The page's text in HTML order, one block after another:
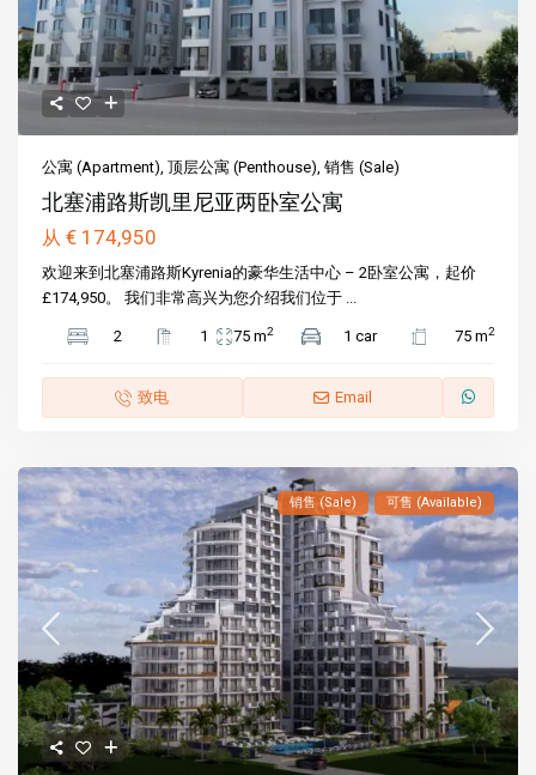
公寓 (Apartment),顶层公寓 (Penthouse),销售 (Sale)
北塞浦路斯凯里尼亚两卧室公寓
从 € 174,950
欢迎来到北塞浦路斯Kyrenia的豪华生活中心 – 2卧室公寓，起价
£174,950。 我们非常高兴为您介绍我们位于 ...
2 1 75 m2 1 car 75 m2
致电 Email
销售 (Sale) 可售 (Available)